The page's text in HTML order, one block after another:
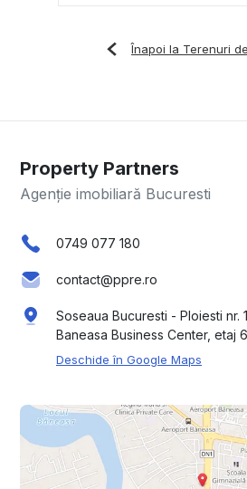
Înapoi la Terenuri
Property Partners
Agenție imobiliară Bucuresti
0749 077 180
contact@ppre.ro
Soseaua Bucuresti - Ploiesti nr.
Baneasa Business Center, etaj
Deschide în Google Maps